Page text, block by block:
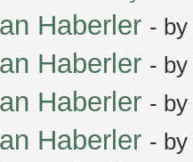
Haberler - by
Haberler - by
Haberler - by
Haberler - by